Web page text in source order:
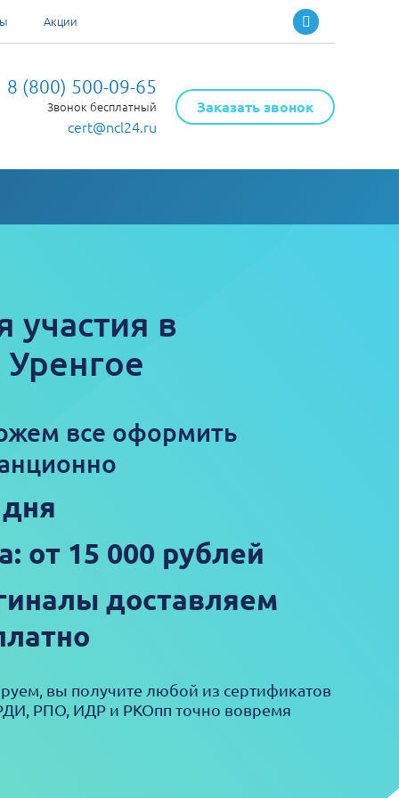
Акции
8 (800) 500-09-65
Звонок бесплатный
cert@ncl24.ru
Заказать звонок
участия в
все оформить
от 15 000 рублей
доставляем
вы получите любой из сертификатов
РПО, ИДР и РКОпп точно вовремя